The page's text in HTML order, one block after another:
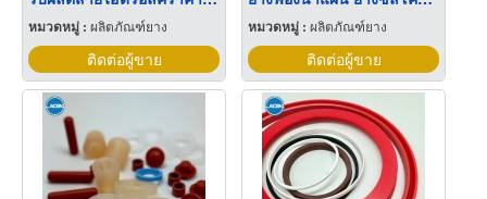
หมวดหมู่ : ผลิตภัณฑ์ยาง
ติดต่อผู้ขาย
หมวดหมู่ :ผลิตภัณฑ์ยาง
ติดต่อผู้ขาย